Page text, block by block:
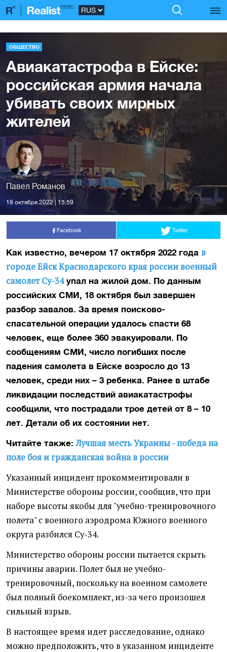
ОБЩЕСТВО
Авиакатастрофа в Ейске:
российская армия начала
убивать своих мирных
жителей
Павел Романов
18 октября 2022 | 15:59
Facebook Twitter
Как известно, вечером 17 октября 2022 года в
городе Ейск Краснодарского края россии военный
самолет Су-34упал на жилой дом. По данным
российских СМИ, 18 октября был завершен
разбор завалов. За время поисково-
спасательной операции удалось спасти 68
человек, еще более 360 эвакуировали. По
сообщениям СМИ, число погибших после
падения самолета в Ейске возросло до 13
человек, среди них – 3 ребенка. Ранее в штабе
ликвидации последствий авиакатастрофы
сообщили, что пострадали трое детей от 8 – 10
лет. Детали об их состоянии нет.
Читайте также:Лучшая месть Украины - победа на
поле боя и гражданская война в россии
Указанный инцидент прокомментировали в
Министерстве обороны россии, сообщив, что при
наборе высоты якобы для "учебно-тренировочного
полета" с военного аэродрома Южного военного
округа разбился Су-34.
Министерство обороны россии пытается скрыть
причины аварии. Полет был не учебно-
тренировочный, поскольку на военном самолете
был полный боекомплект, из-за чего произошел
сильный взрыв.
В настоящее время идет расследование, однако
можно предположить, что в указанном инциденте